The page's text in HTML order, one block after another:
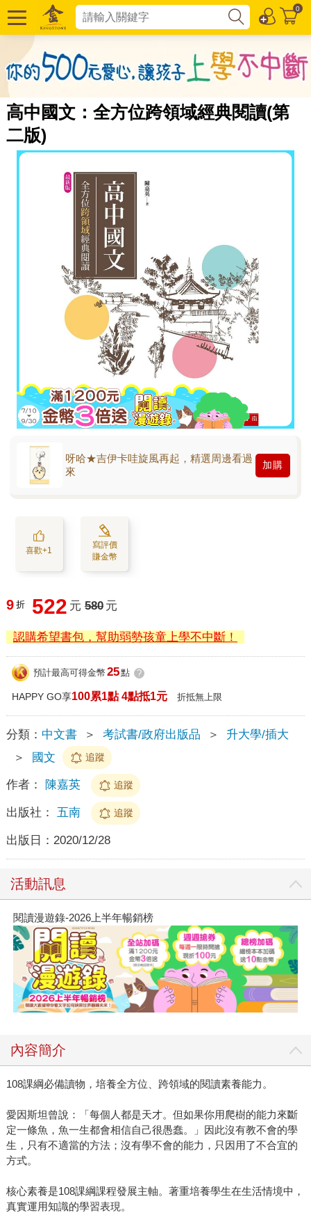
0
高中國文：全方位跨領域經典閱讀(第
二版)
呀哈★吉伊卡哇旋風再起，精選周邊看過
來
加購
喜歡+1
寫評價
賺金幣
9 折 522 元 580 元
認購希望書包，幫助弱勢孩童上學不中斷！
預計最高可得金幣 25點 ?
HAPPY GO享100累1點 4點抵1元 折抵無上限
分類： 中文書 ＞ 考試書/政府出版品 ＞
升大學/插大
＞
國文 追蹤
作者： 陳嘉英 追蹤
出版社： 五南 追蹤
出版日： 2020/12/28
活動訊息
閱讀漫遊錄-2026上半年暢銷榜
內容簡介
108課綱必備讀物，培養全方位、跨領域的閱讀素養能力。
愛因斯坦曾說：「每個人都是天才。但如果你用爬樹的能力來斷
定一條魚，魚一生都會相信自己很愚蠢。」因此沒有教不會的學
生，只有不適當的方法；沒有學不會的能力，只因用了不合宜的
方式。
核心素養是108課綱課程發展主軸。著重培養學生在生活情境中，
真實運用知識的學習表現。